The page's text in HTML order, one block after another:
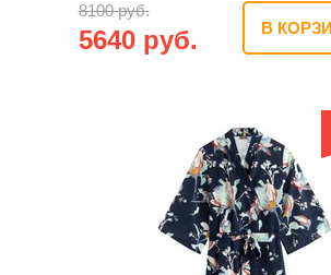
8100 руб.
5640 руб. В